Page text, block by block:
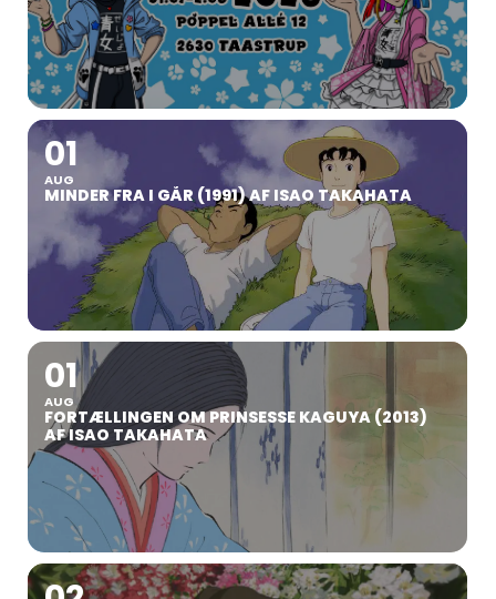
01
AUG
MINDER FRA I GÅR (1991) AF ISAO TAKAHATA
01
AUG
FORTÆLLINGEN OM PRINSESSE KAGUYA (2013)
AF ISAO TAKAHATA